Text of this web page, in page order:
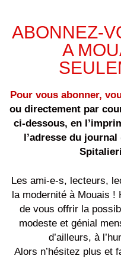
ABONNEZ-
A
Pour vous abonner,
ou directement par
ci-dessous, en
l’adresse du
Les ami-e-s, lecteurs,
la modernité à Mouais !
de vous offrir la
modeste et génial
d’ailleurs, à
Alors n’hésitez plus et